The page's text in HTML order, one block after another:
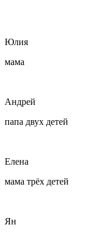
Юлия
мама
Андрей
папа двух детей
Елена
мама трёх детей
Ян